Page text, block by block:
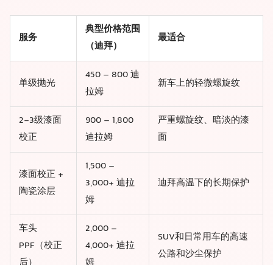
服务
典型价格范围
（迪拜）
最适合
单级抛光
450 – 800 迪
拉姆
新车上的轻微螺旋纹
2-3级漆面
校正
900 – 1,800
迪拉姆
严重螺旋纹、暗淡的漆
面
漆面校正 +
陶瓷涂层
1,500 –
3,000+ 迪拉
姆
迪拜高温下的长期保护
车头
PPF（校正
2,000 –
4,000+ 迪拉
SUV和日常用车的高速
公路和沙尘保护